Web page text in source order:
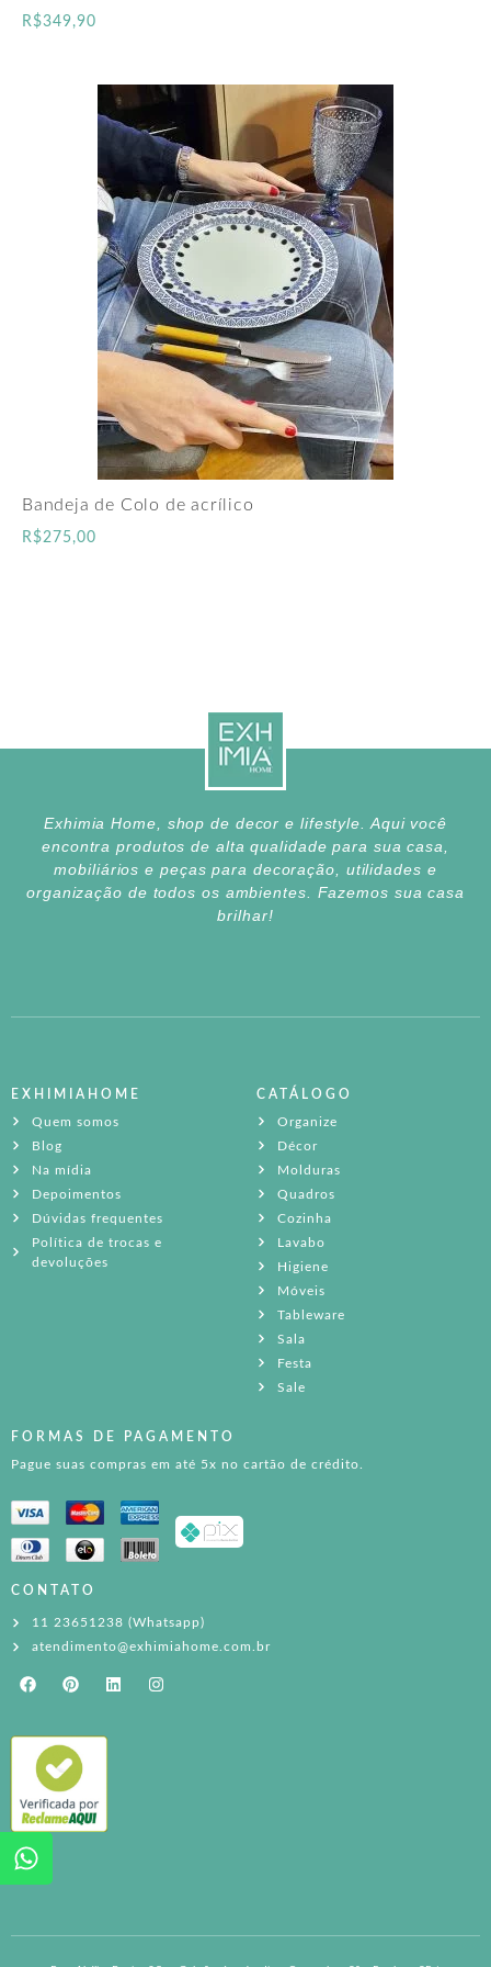
R$349,90
Bandeja de Colo de acrílico
R$275,00
Exhimia Home, shop de decor e lifestyle. Aqui você
encontra produtos de alta qualidade para sua casa,
mobiliários e peças para decoração, utilidades e
organização de todos os ambientes. Fazemos sua casa
brilhar!
EXHIMIAHOME
Quem somos
Blog
Na mídia
Depoimentos
Dúvidas frequentes
Política de trocas e
devoluções
CATÁLOGO
Organize
Décor
Molduras
Quadros
Cozinha
Lavabo
Higiene
Móveis
Tableware
Sala
Festa
Sale
FORMAS DE PAGAMENTO
Pague suas compras em até 5x no cartão de crédito.
CONTATO
11 23651238 (Whatsapp)
atendimento@exhimiahome.com.br